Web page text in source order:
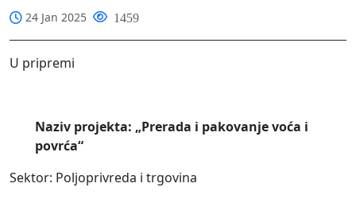
24 Jan 2025 1459
U pripremi
Naziv projekta: „Prerada i pakovanje voća i
povrća“
Sektor: Poljoprivreda i trgovina